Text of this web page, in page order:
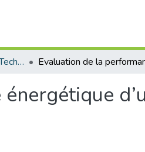
CEDoc en Sciences et Techniques et Sciences Médicales (CED - STSM)